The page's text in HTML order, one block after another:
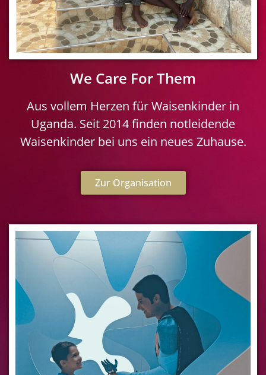
We Care For Them
Aus vollem Herzen für Waisenkinder in
Uganda. Seit 2014 finden notleidende
Waisenkinder bei uns ein neues Zuhause.
Zur Organisation